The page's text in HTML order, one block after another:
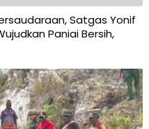
Satgas Yonif
Paniai Bersih,